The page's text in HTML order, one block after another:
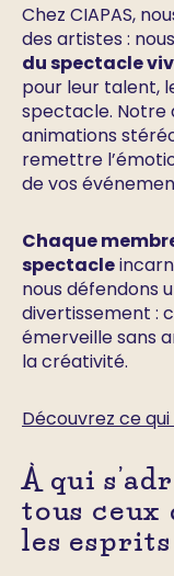
Chez CIAPAS,
des artistes :
du spectacle
pour leur talent,
spectacle. Notre
animations
remettre
de vos
Chaque
spectacle
nous défendons
divertissement :
émerveille sans
la créativité.
Découvrez ce
À qui
tous ceux
les esprits